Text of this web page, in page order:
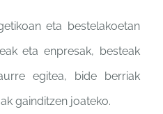
eta bestelakoetan
eta enpresak, besteak
egitea, bide berriak
gainditzen joateko.